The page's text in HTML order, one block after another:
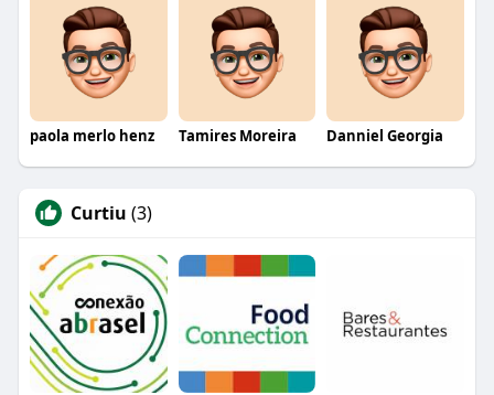
paola merlo henz Tamires Moreira Danniel Georgia
Curtiu (3)